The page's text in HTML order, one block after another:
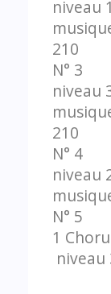
niveau 1
210
N° 3
niveau
210
N° 4
niveau
N° 5
1
niveau